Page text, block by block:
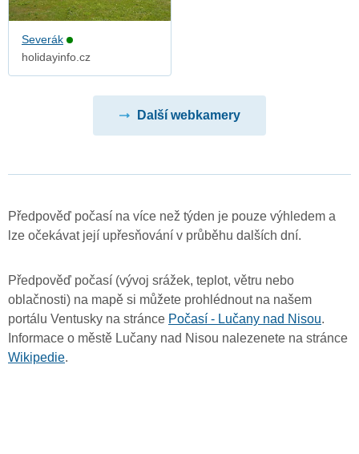
Severák
holidayinfo.cz
Další webkamery
Předpověď počasí na více než týden je pouze výhledem a
lze očekávat její upřesňování v průběhu dalších dní.
Předpověď počasí (vývoj srážek, teplot, větru nebo
oblačnosti) na mapě si můžete prohlédnout na našem
portálu Ventusky na stránce Počasí - Lučany nad Nisou.
Informace o městě Lučany nad Nisou nalezenete na stránce
Wikipedie.